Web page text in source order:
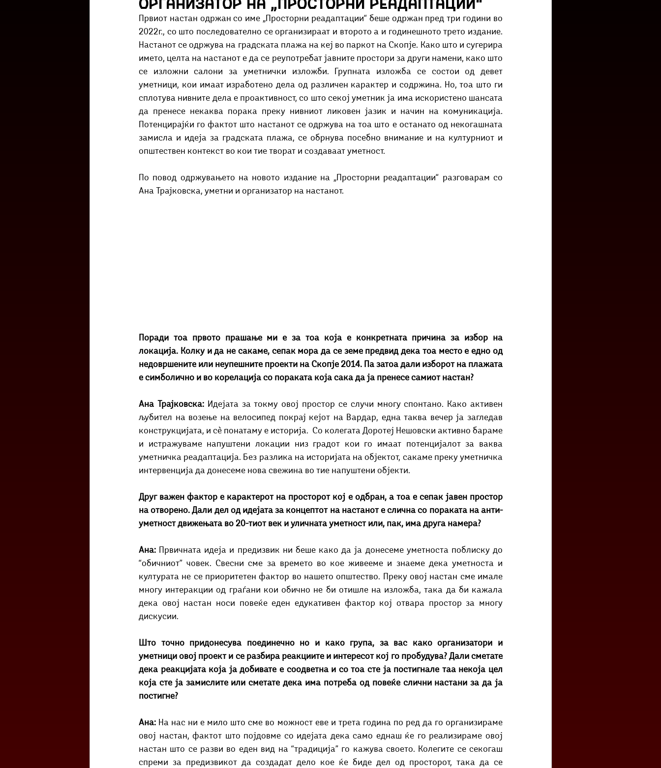
Културоглед Мелемузика Добри гости Скопски поетски фестивал Музика Што има низ град?
Го зборевме ова?
Првиот настан одржан со име „Просторни реадаптации“ беше одржан пред три години во
2022г., со што последователно се организираат и второто а и годинешното трето издание.
Настанот се одржува на градската плажа на кеј во паркот на Скопје. Како што и сугерира
името, целта на настанот е да се реупотребат јавните простори за други намени, како што
се изложни салони за уметнички изложби.
Групната изложба се состои од девет
уметници, кои имаат изработено дела од различен карактер и содржина. Но, тоа што ги
сплотува нивните дела е проактивност, со што секој уметник ја има искористено шансата
да пренесе некаква порака преку нивниот ликовен јазик и начин на комуникација.
Потенцирајќи го фактот што настaнот се одржува на тоа што е останато од некогашната
замисла и идеја за градската плажа, се обрнува посебно внимание и на културниот и
општествен контекст во кои тие творат и создаваат уметност.
По повод одржувањето на новото издание на „Просторни реадаптации“ разговарам со
Ана Трајковска, уметни и организатор на настанот.
Поради тоа првото прашање ми е за тоа која е конкретната причина за избор на
локација. Колку и да не сакаме, сепак мора да се земе предвид дека тоа место е едно од
недовршените или неупешните проекти на Скопје 2014. Па затоа дали изборот на плажата
е симболично и во корелација со пораката која сака да ја пренесе самиот настан?
Ана Трајковска: Идејата за токму овој простор се случи многу спонтано. Како активен
љубител на возење на велосипед покрај кејот на Вардар, една таква вечер ја загледав
конструкцијата, и сѐ понатаму е историја.  Со колегата Доротеј Нешовски активно бараме
и истражуваме напуштени локации низ градот кои го имаат потенцијалот за ваква
уметничка реадаптација. Без разлика на историјата на објектот, сакаме преку уметничка
интервенција да донесеме нова свежина во тие напуштени објекти.
Друг важен фактор е карактерот на просторот кој е одбран, а тоа е сепак јавен простор
на отворено. Дали дел од идејата за концептот на настанот е слична со пораката на анти-
уметност движењата во 20-тиот век и уличната уметност или, пак, има друга намера?
Ана: Првичната идеја и предизвик ни беше како да ја донесеме уметноста поблиску до
“обичниот” човек. Свесни сме за времето во кое живееме и знаеме дека уметноста и
културата не се приоритетен фактор во нашето општество. Преку овој настан сме имале
многу интеракции од граѓани кои обично не би отишле на изложба, така да би кажала
дека овој настан носи повеќе еден едукативен фактор кој отвара простор за многу
дискусии.
Што точно придонесува поединечно но и како група, за вас како организатори и
уметници овој проект и се разбира реакциите и интересот кој го пробудува? Дали сметате
дека реакцијата која ја добивате е соодветна и со тоа сте ја постигнале таа некоја цел
која сте ја замислите или сметате дека има потреба од повеќе слични настани за да ја
постигне?
Ана: На нас ни е мило што сме во можност еве и трета година по ред да го организираме
овој настан, фактот што појдовме со идејата дека само еднаш ќе го реализираме овој
настан што се разви во еден вид на “традиција” го кажува своето. Колегите се секогаш
спреми за предизвикот да создадат дело кое ќе биде дел од просторот, така да се